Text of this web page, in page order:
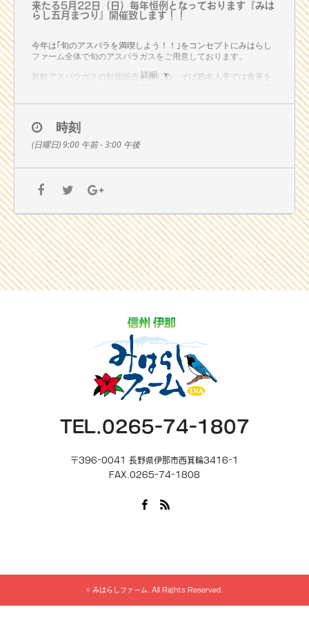
詳細
来たる5月22日（日）毎年恒例となっております『みは
らし五月まつり』開催致します！！
今年は｢旬のアスパラを満喫しよう！！｣をコンセプトにみはらし
ファーム全体で旬のアスパラガスをご用意しております。
新鮮アスパラガスの対面販売をはじめ、そば処名人亭では食事を
特製アスパラベーコンロールを限定販売などなどご用意しており
ます。
きのこ汁の提供は中止となりました
さらに注目イベントといたしまして…
みはらし輪投げスペシャル
（100円で3回）お米・いちご・アスパラ・他、みはらし商品をご
用意！
福足し
ファーム内施設でのお買い物500円毎に1枚補助券を進呈致しま
す。4枚で1回福足し（福引き）に挑戦出来ます
高作業車でのパン取りに挑戦！パン取りは1回100円・50人限定で
開催（10：00～11：30・13：00～14：30（各時間25名まで））
牧草ロールペイントコーナー
牧草ロールに自由に絵を描いてみよう☆
みはらしファームでクイズコーナー
インスタグラムフォトコンテスト
などなど…
そして特設ステージでは様々なパフォーマンスが…
10：00 大道芸人MIYAKO
11：00 ユカイナソナタの演奏
さらにさらに！中止が続いてしまっていたエシカルフリーマーケ
ットも同時開催致します！！
時刻
(日曜日) 9:00 午前 - 3:00 午後
TEL.0265-74-1807
〒396-0041 長野県伊那市西箕輪3416-1
FAX.0265-74-1808
© みはらしファーム . All Rights Reserved.